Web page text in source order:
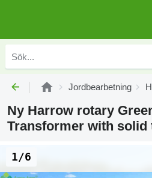
Jordbearbetning
Ny Harrow rotary
Transformer with
1/6